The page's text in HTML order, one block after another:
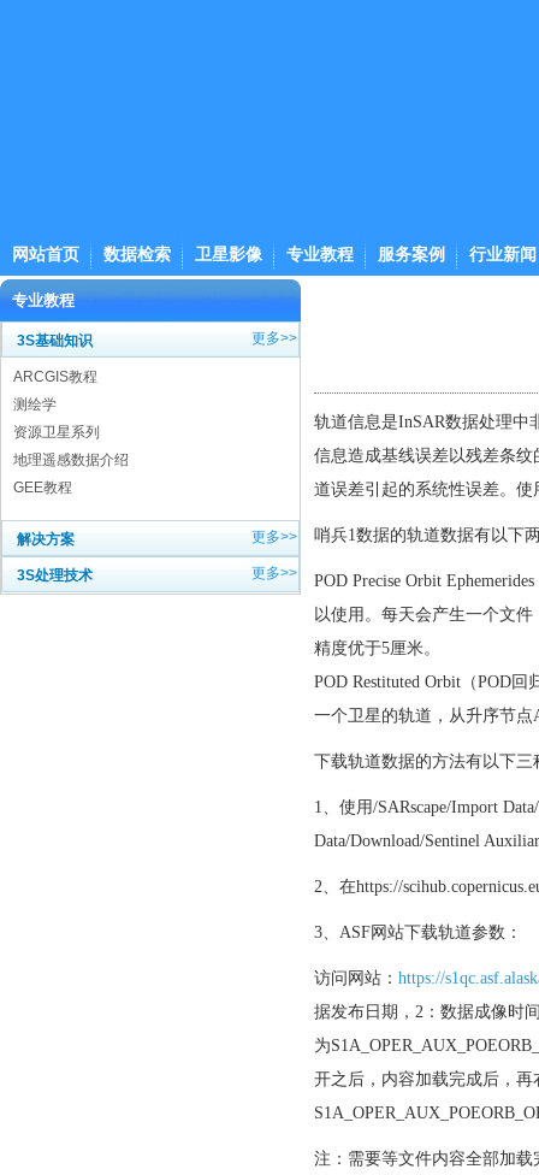
网站首页 数据检索 卫星影像 专业教程 服务案例 行业新闻
专业教程
3S基础知识 更多>>
ARCGIS教程
测绘学
资源卫星系列
地理遥感数据介绍
GEE教程
解决方案 更多>>
3S处理技术 更多>>
轨道信息是InSAR数据处理中
信息造成基线误差以残差条
道误差引起的系统性误差。
哨兵1数据的轨道数据有以下
POD Precise Orbit
以使用。每天会产生一个文
精度优于5厘米。
POD Restituted Orbit（POD
一个卫星的轨道，从升序节
下载轨道数据的方法有以下三
1、使用/SARscape/Import
Data/Download/Sentinel
2、在https://
3、ASF网站下载轨道参数：
访问网站： https://
据发布日期，2：数据成像时
为
开之后，内容加载完成后，
注：需要等文件内容全部加